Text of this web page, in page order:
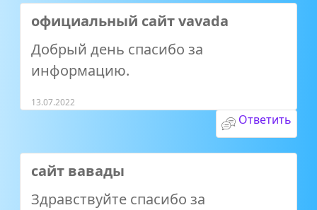
официальный сайт vavada
Добрый день спасибо за
информацию.
13.07.2022
Ответить
сайт вавады
Здравствуйте спасибо за